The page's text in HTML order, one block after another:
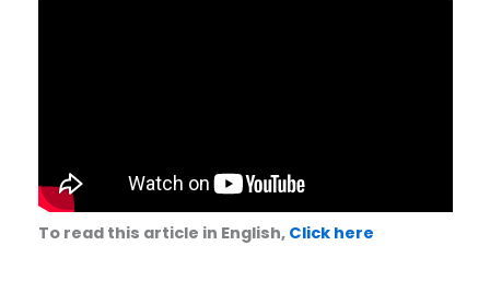
To read this article in English, Click here